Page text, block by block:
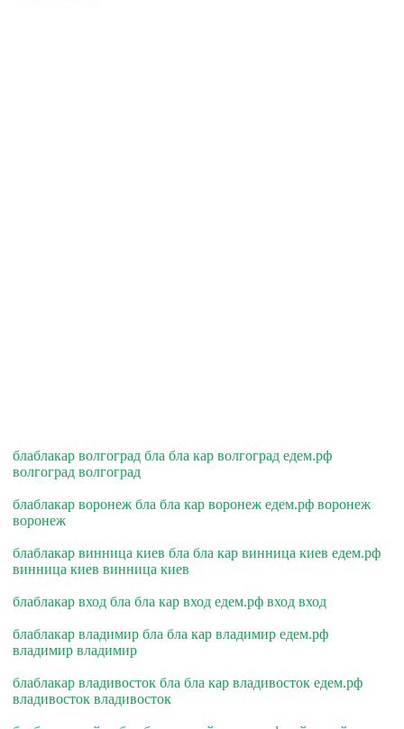
блаблакар волгоград бла бла кар волгоград едем.рф
волгоград волгоград
блаблакар воронеж бла бла кар воронеж едем.рф воронеж
воронеж
блаблакар винница киев бла бла кар винница киев едем.рф
винница киев винница киев
блаблакар вход бла бла кар вход едем.рф вход вход
блаблакар владимир бла бла кар владимир едем.рф
владимир владимир
блаблакар владивосток бла бла кар владивосток едем.рф
владивосток владивосток